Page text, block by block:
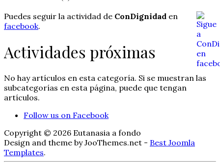
Puedes seguir la actividad de ConDignidad en
facebook.
Actividades próximas
No hay artículos en esta categoría. Si se muestran las
subcategorías en esta página, puede que tengan
artículos.
Follow us on Facebook
Copyright © 2026 Eutanasia a fondo
Design and theme by JooThemes.net - Best Joomla
Templates.